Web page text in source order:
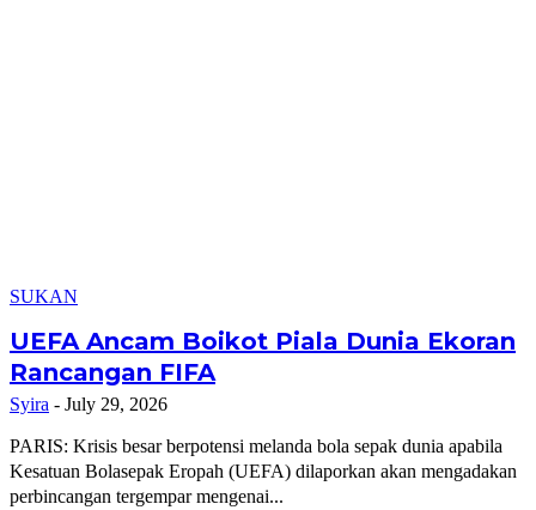
SUKAN
UEFA Ancam Boikot Piala Dunia Ekoran
Rancangan FIFA
Syira - July 29, 2026
PARIS: Krisis besar berpotensi melanda bola sepak dunia apabila
Kesatuan Bolasepak Eropah (UEFA) dilaporkan akan mengadakan
perbincangan tergempar mengenai...